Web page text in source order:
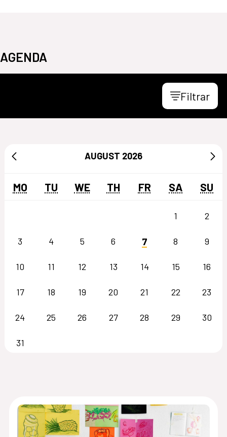
AGENDA
Filtrar
AUGUST 2026
MO TU WE TH FR SA SU
1 2
3 4 5 6 7 8 9
10 11 12 13 14 15 16
17 18 19 20 21 22 23
24 25 26 27 28 29 30
31